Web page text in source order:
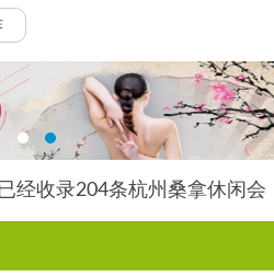
经收录204条杭州桑拿休闲会